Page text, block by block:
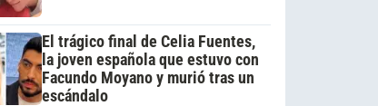
El trágico final de Celia Fuentes,
la joven española que estuvo con
Facundo Moyano y murió tras un
escándalo